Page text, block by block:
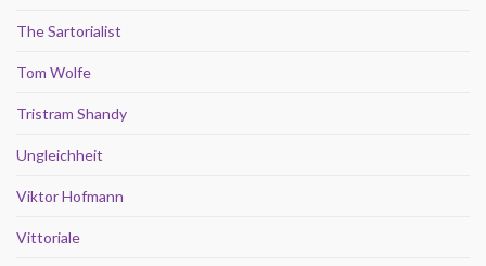
The Sartorialist
Tom Wolfe
Tristram Shandy
Ungleichheit
Viktor Hofmann
Vittoriale